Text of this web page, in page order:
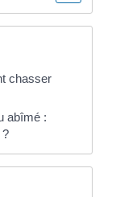
chasser
abîmé :